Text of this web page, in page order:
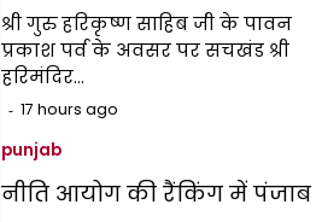
श्री गुरु हरिकृष्ण साहिब जी के पावन
प्रकाश पर्व के अवसर पर सचखंड श्री
हरिमंदिर…
17 hours ago
punjab
नीति आयोग की रैंकिंग में पंजाब